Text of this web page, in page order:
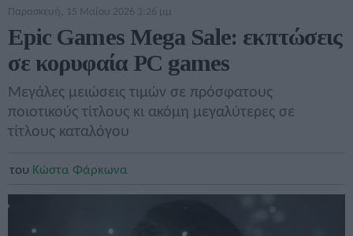
GADGETS
MOVIES
TV
GAMES
SPECIALS
Παρασκευή, 15 Μαΐου 2026 3:26 μμ
Epic Games Mega Sale: εκπτώσεις
σε κορυφαία PC games
Μεγάλες μειώσεις τιμών σε πρόσφατους
ποιοτικούς τίτλους κι ακόμη μεγαλύτερες σε
τίτλους καταλόγου
του Κώστα Φάρκωνα